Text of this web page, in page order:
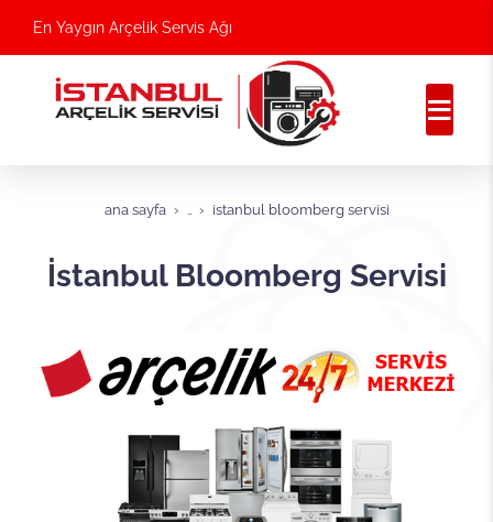
En Yaygın Arçelik Servis Ağı
ana sayfa .. i̇stanbul bloomberg servisi
İstanbul Bloomberg Servisi